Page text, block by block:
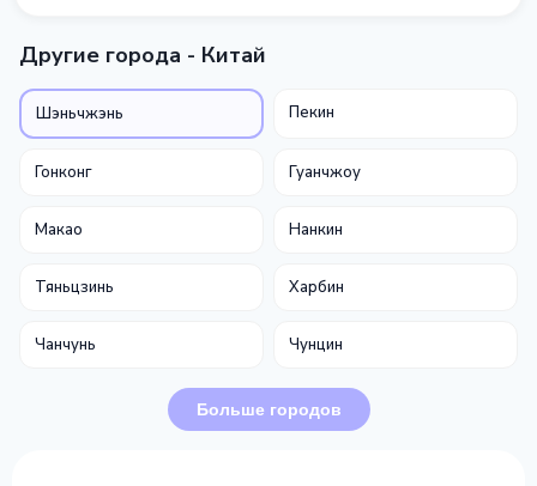
Другие города - Китай
Шэньчжэнь Пекин
Гонконг Гуанчжоу
Макао Нанкин
Тяньцзинь Харбин
Чанчунь Чунцин
Больше городов